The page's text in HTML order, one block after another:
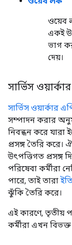
ওয়েব
একই
ভাগ
দেয়।
সার্ভিস
সার্ভিস ওয়ার্কার
সম্পাদন করার
নিবন্ধন করে যারা
প্রসঙ্গ তৈরি
উৎপত্তিগত প্রসঙ্গ
পরিষেবা কর্মীরা
পারে, তাই তারা
ঝুঁকি তৈরি করে।
এই কারণে, তৃতীয়
কর্মীরা এখন